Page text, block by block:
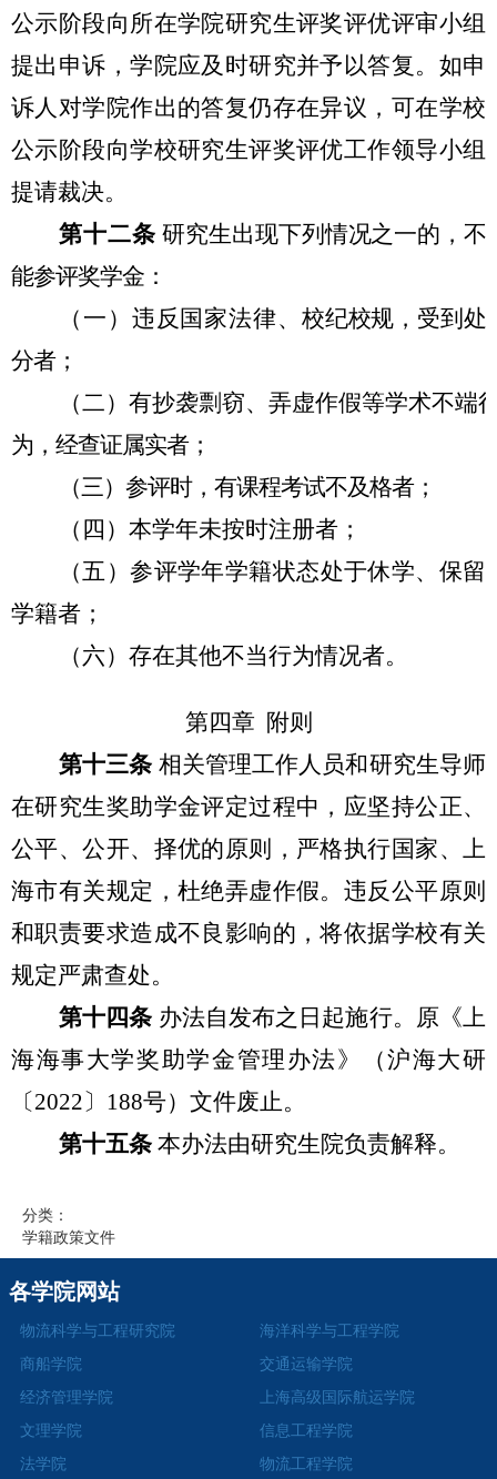
公示阶段向所在学院研究生评奖评优评审小组
提出申诉，学院应及时研究并予以答复。如申
诉人对学院作出的答复仍存在异议，可在学校
公示阶段向学校研究生评奖评优工作领导小组
提请裁决。
第十二条 研究生出现下列情况之一的，不
能参评奖学金：
（一）违反国家法律、 校纪校规，受到处
分者；
（二） 有抄袭剽窃、弄虚作假等学术不端
为，经查证属实者；
（三）参评时，有课程考试不及格者；
（四）本学年未按时注册者；
（五）参评学年学籍状态处于休学、保留
学籍者；
（六）存在其他不当行为情况者。
第四章 附则
第十三条 相关管理工作人员和研究生导师
在研究生奖助学金评定过程中，应坚持公正、
公平、公开、择优的原则，严格执行国家、上
海市有关规定，杜绝弄虚作假。违反公平原则
和职责要求造成不良影响的，将依据学校有关
规定严肃查处。
第十四条 办法自发布之日起施行。原《上
海海事大学奖助学金管理办法》（沪海大研
〔2022〕188号）文件废止。
第十五条 本办法由研究生院负责解释。
分类：
学籍政策文件
各学院网站
物流科学与工程研究院
海洋科学与工程学院
商船学院
交通运输学院
经济管理学院
上海高级国际航运学院
文理学院
信息工程学院
法学院
物流工程学院